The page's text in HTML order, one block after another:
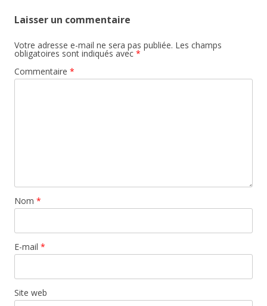
Laisser un commentaire
Votre adresse e-mail ne sera pas publiée. Les champs
obligatoires sont indiqués avec *
Commentaire *
Nom *
E-mail *
Site web